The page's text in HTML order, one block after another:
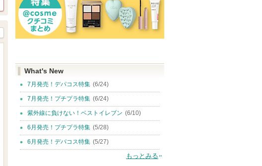
What's New
7月発売！デパコス特集 (6/24)
7月発売！プチプラ特集 (6/24)
紫外線に負けない！ベストイレブン (6/10)
6月発売！プチプラ特集 (5/28)
6月発売！デパコス特集 (5/27)
もっとみる